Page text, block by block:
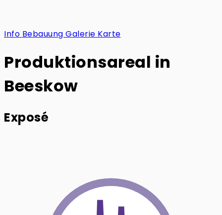
Info Bebauung Galerie Karte
Produktionsareal in
Beeskow
Exposé